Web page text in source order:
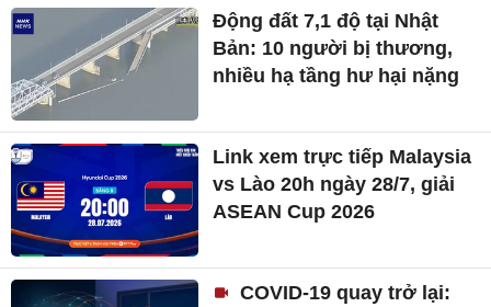
Động đất 7,1 độ tại Nhật
Bản: 10 người bị thương,
nhiều hạ tầng hư hại nặng
Link xem trực tiếp Malaysia
vs Lào 20h ngày 28/7, giải
ASEAN Cup 2026
COVID-19 quay trở lại: